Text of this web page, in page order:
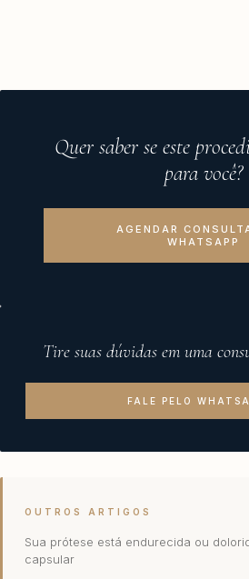
Quer saber se este
para você?
AGENDAR
WHATSAPP
Tire suas dúvidas em uma
FALE PELO
OUTROS ARTIGOS
Sua prótese está endurecida ou
capsular